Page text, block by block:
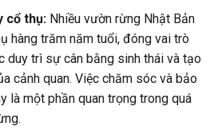
cổ thụ:Nhiều vườn rừng Nhật Bản
hàng trăm năm tuổi, đóng vai trò
duy trì sự cân bằng sinh thái và tạo
cảnh quan. Việc chăm sóc và bảo
là một phần quan trọng trong quá